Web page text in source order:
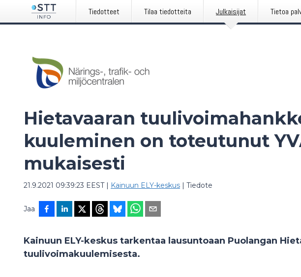
Tiedotteet Tilaa tiedotteita Julkaisijat Tietoa
Hietavaaran
kuuleminen on toteutunut
mukaisesti
21.9.2021 09:39:23 EEST| Kainuun ELY-keskus | Tiedote
Jaa
Kainuun ELY-keskus tarkentaa lausuntoaan Puolangan
tuulivoimakuulemisesta.